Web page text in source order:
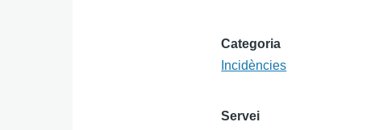
Categoria
Incidències
Servei